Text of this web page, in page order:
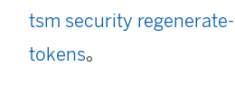
tsm security
tokens。